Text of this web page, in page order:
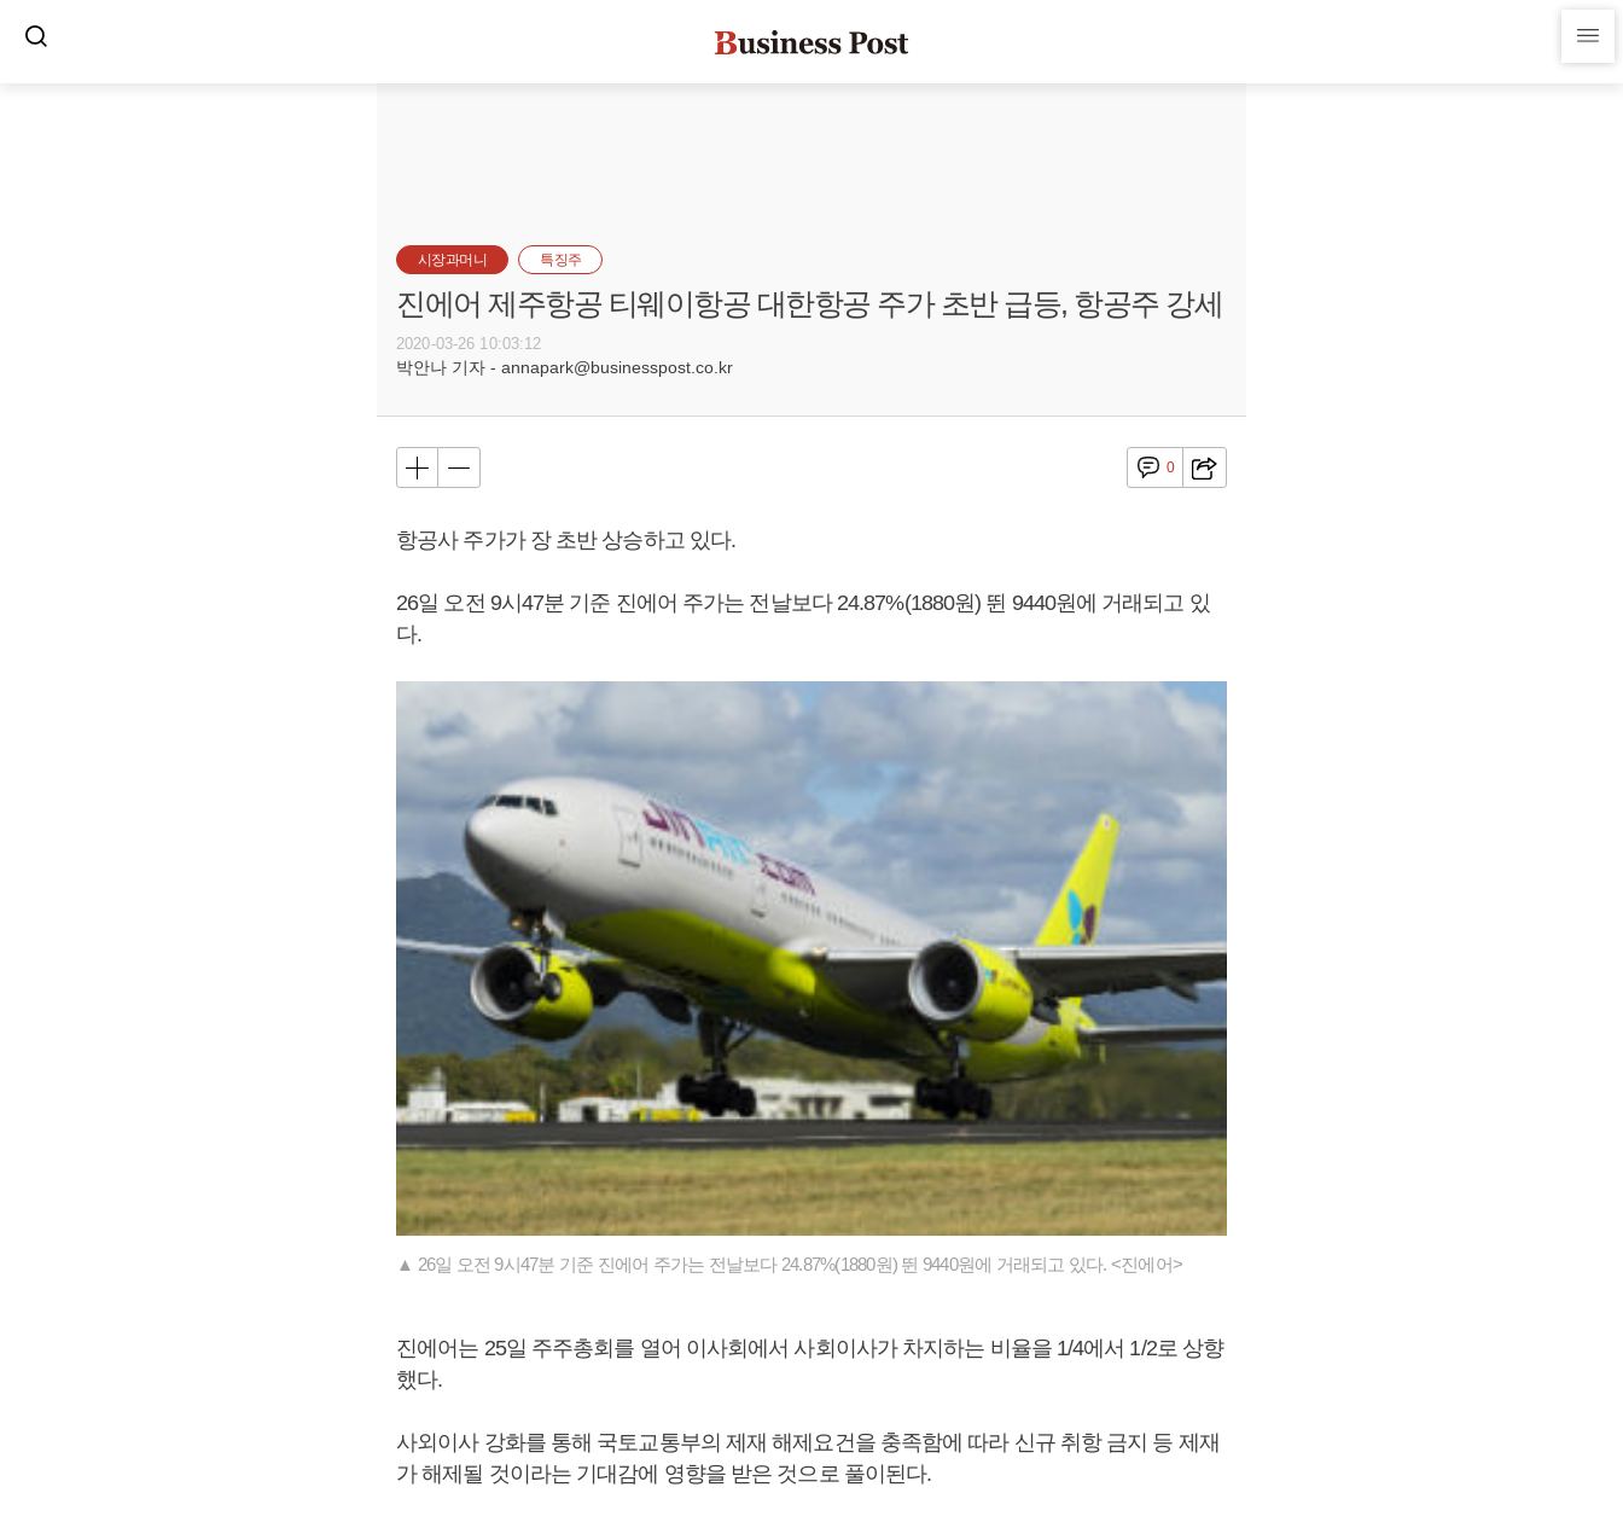
시장과머니 특징주
진에어 제주항공 티웨이항공 대한항공 주가 초반 급등, 항공주 강세
2020-03-26 10:03:12
박안나 기자 - annapark@businesspost.co.kr
0
항공사 주가가 장 초반 상승하고 있다.
26일 오전 9시47분 기준 진에어 주가는 전날보다 24.87%(1880원) 뛴 9440원에 거래되고 있
다.
▲ 26일 오전 9시47분 기준 진에어 주가는 전날보다 24.87%(1880원) 뛴 9440원에 거래되고 있다. <진에어>
진에어는 25일 주주총회를 열어 이사회에서 사회이사가 차지하는 비율을 1/4에서 1/2로 상향
했다.
사외이사 강화를 통해 국토교통부의 제재 해제요건을 충족함에 따라 신규 취항 금지 등 제재
가 해제될 것이라는 기대감에 영향을 받은 것으로 풀이된다.